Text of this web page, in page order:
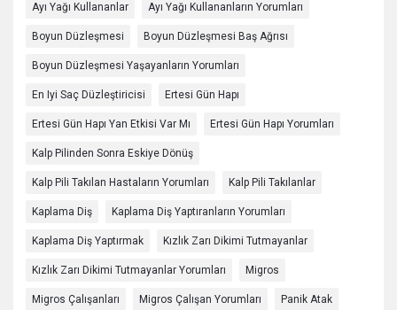
Ayı Yağı Kullananlar Ayı Yağı Kullananların Yorumları
Boyun Düzleşmesi Boyun Düzleşmesi Baş Ağrısı
Boyun Düzleşmesi Yaşayanların Yorumları
En Iyi Saç Düzleştiricisi Ertesi Gün Hapı
Ertesi Gün Hapı Yan Etkisi Var Mı Ertesi Gün Hapı Yorumları
Kalp Pilinden Sonra Eskiye Dönüş
Kalp Pili Takılan Hastaların Yorumları Kalp Pili Takılanlar
Kaplama Diş Kaplama Diş Yaptıranların Yorumları
Kaplama Diş Yaptırmak Kızlık Zarı Dikimi Tutmayanlar
Kızlık Zarı Dikimi Tutmayanlar Yorumları Migros
Migros Çalışanları Migros Çalışan Yorumları Panik Atak